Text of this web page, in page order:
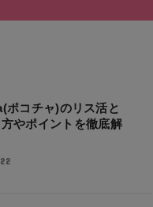
ポコチャ)のリス活と
やポイントを徹底解